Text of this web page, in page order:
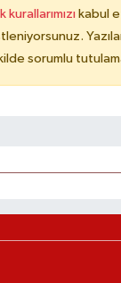
kurallarımızı kabul
sorumlu